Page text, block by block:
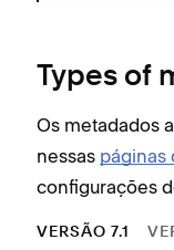
Types of
Os metadados
nessas páginas
configurações
VERSÃO 7.1